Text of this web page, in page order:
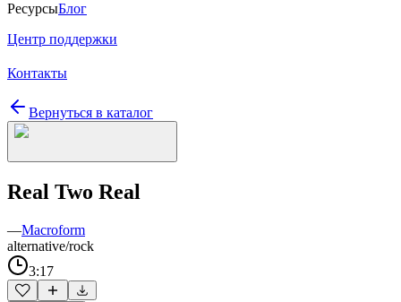
РесурсыБлог
Центр поддержки
Контакты
Вернуться в каталог
Real Two Real
—Macroform
alternative/rock
3:17